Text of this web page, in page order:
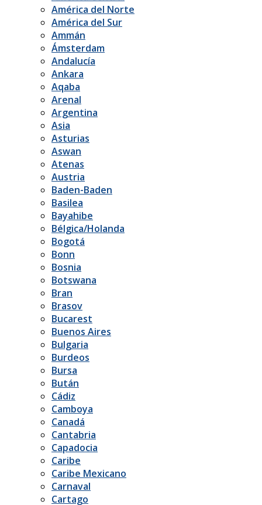
América del Norte
América del Sur
Ammán
Ámsterdam
Andalucía
Ankara
Aqaba
Arenal
Argentina
Asia
Asturias
Aswan
Atenas
Austria
Baden-Baden
Basilea
Bayahibe
Bélgica/Holanda
Bogotá
Bonn
Bosnia
Botswana
Bran
Brasov
Bucarest
Buenos Aires
Bulgaria
Burdeos
Bursa
Bután
Cádiz
Camboya
Canadá
Cantabria
Capadocia
Caribe
Caribe Mexicano
Carnaval
Cartago